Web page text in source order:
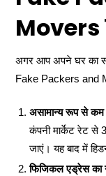
अगर आप अपने घर का
Fake Packers and
असामान्य रूप से
कंपनी मार्केट रेट से
जाएं। यह बाद में
फिजिकल एड्रेस